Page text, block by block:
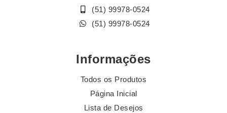
(51) 99978-0524
(51) 99978-0524
Informações
Todos os Produtos
Página Inicial
Lista de Desejos